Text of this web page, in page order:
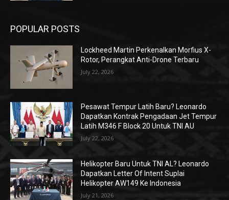
POPULAR POSTS
Lockheed Martin Perkenalkan Morfius X-
Rotor, Perangkat Anti-Drone Terbaru
July 22, 2026
Pesawat Tempur Latih Baru? Leonardo
Dapatkan Kontrak Pengadaan Jet Tempur
Latih M346 F Block 20 Untuk TNI AU
July 22, 2026
Helikopter Baru Untuk TNI AL? Leonardo
Dapatkan Letter Of Intent Suplai
Helikopter AW149 Ke Indonesia
July 21, 2026